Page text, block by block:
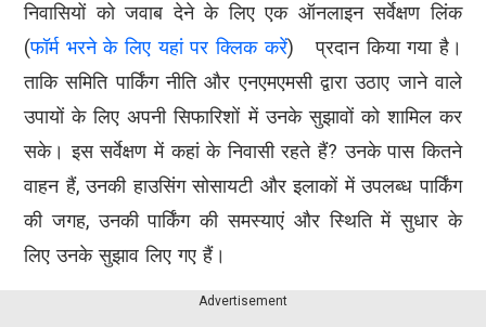
निवासियों को जवाब देने के लिए एक ऑनलाइन सर्वेक्षण लिंक
(फॉर्म भरने के लिए यहां पर क्लिक करें) प्रदान किया गया है।
ताकि समिति पार्किंग नीति और एनएमएमसी द्वारा उठाए जाने वाले
उपायों के लिए अपनी सिफारिशों में उनके सुझावों को शामिल कर
सके। इस सर्वेक्षण में कहां के निवासी रहते हैं? उनके पास कितने
वाहन हैं, उनकी हाउसिंग सोसायटी और इलाकों में उपलब्ध पार्किंग
की जगह, उनकी पार्किंग की समस्याएं और स्थिति में सुधार के
लिए उनके सुझाव लिए गए हैं।
Advertisement